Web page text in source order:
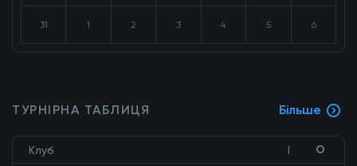
31 1 2 3 4 5 6
ТУРНІРНА ТАБЛИЦЯ Більше
Клуб І О